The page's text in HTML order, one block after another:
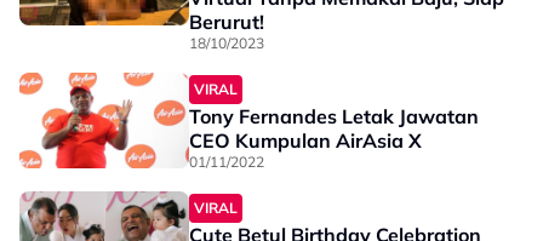
Berurut!
18/10/2023
VIRAL
Tony Fernandes Letak Jawatan
CEO Kumpulan AirAsia X
01/11/2022
VIRAL
Cute Betul Birthday Celebration